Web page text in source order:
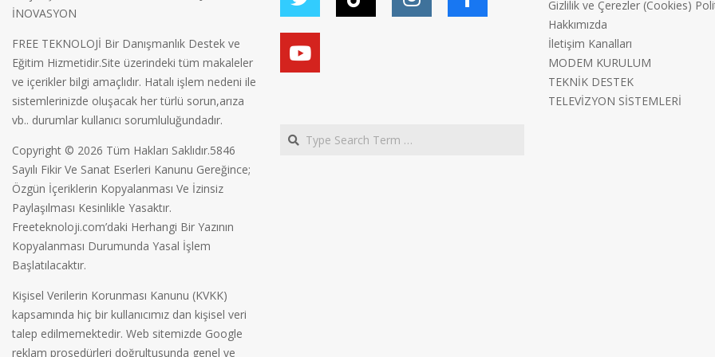
İNOVASYON
FREE TEKNOLOJİ Bir Danışmanlık Destek ve
Eğitim Hizmetidir.Site üzerindeki tüm makaleler
ve içerikler bilgi amaçlıdır. Hatalı işlem nedeni ile
sistemlerinizde oluşacak her türlü sorun,arıza
vb.. durumlar kullanıcı sorumluluğundadır.
Copyright © 2026 Tüm Hakları Saklıdır.5846
Sayılı Fikir Ve Sanat Eserleri Kanunu Gereğince;
Özgün İçeriklerin Kopyalanması Ve İzinsiz
Paylaşılması Kesinlikle Yasaktır.
Freeteknoloji.com’daki Herhangi Bir Yazının
Kopyalanması Durumunda Yasal İşlem
Başlatılacaktır.
Kişisel Verilerin Korunması Kanunu (KVKK)
kapsamında hiç bir kullanıcımız dan kişisel veri
talep edilmemektedir. Web sitemizde Google
reklam prosedürleri doğrultusunda genel ve
Search
Gizlilik ve Çerezler (Cookies)
Hakkımızda
İletişim Kanalları
MODEM KURULUM
TEKNİK DESTEK
TELEVİZYON SİSTEMLERİ